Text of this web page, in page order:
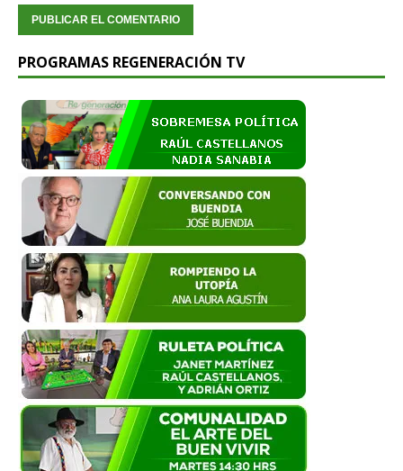
PROGRAMAS REGENERACIÓN TV